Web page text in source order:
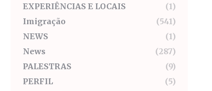
EXPERIÊNCIAS E LOCAIS
(1)
Imigração
(541)
NEWS
(1)
News
(287)
PALESTRAS
(9)
PERFIL
(5)